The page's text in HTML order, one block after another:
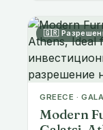
GREECE ·
Galatsi,
От